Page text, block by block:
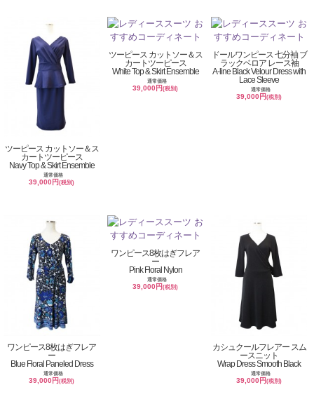
ツーピース カットソー＆ス
カートツーピース
Navy Top & Skirt Ensemble
通常価格
39,000円(税別)
ツーピース カットソー＆ス
カートツーピース
White Top & Skirt Ensemble
通常価格
39,000円(税別)
ドールワンピース 七分袖 ブ
ラックベロア レース袖
A-line Black Velour Dress with
Lace Sleeve
通常価格
39,000円(税別)
ワンピース8枚はぎフレア
ー
Blue Floral Paneled Dress
通常価格
39,000円(税別)
ワンピース8枚はぎフレア
ー
Pink Floral Nylon
通常価格
39,000円(税別)
カシュクールフレアー スム
ースニット
Wrap Dress Smooth Black
通常価格
39,000円(税別)